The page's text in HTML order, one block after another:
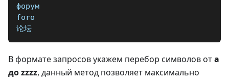
форум
foro
论坛
В формате запросов укажем перебор символов отa
до zzzz, данный метод позволяет максимально